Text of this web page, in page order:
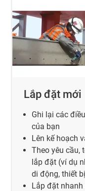
Lắp đặt mới
Ghi lại các
của bạn
Lên kế hoạch
Theo yêu cầu,
lắp đặt (ví dụ
di động, thiết
Lắp đặt